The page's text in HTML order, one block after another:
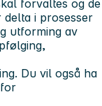
forvaltes og de
i prosesser
utforming av
Du vil også ha